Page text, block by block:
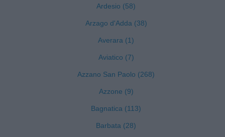
Ardesio (58)
Arzago d'Adda (38)
Averara (1)
Aviatico (7)
Azzano San Paolo (268)
Azzone (9)
Bagnatica (113)
Barbata (28)